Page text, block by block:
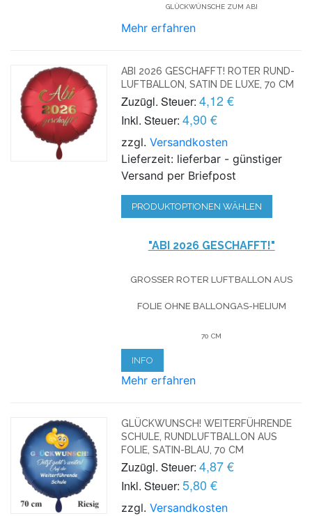
GLÜCKWÜNSCHE ZUM ABI
Mehr erfahren
ABI 2026 GESCHAFFT! ROTER RUND-
LUFTBALLON, SATIN DE LUXE, 70 CM
Zuzügl. Steuer: 4,12 €
Inkl. Steuer: 4,90 €
zzgl.Versandkosten
Lieferzeit: lieferbar - günstiger
Versand per Briefpost
PRODUKTOPTIONEN WÄHLEN
"ABI 2026 GESCHAFFT!"
GROSSER ROTER LUFTBALLON AUS F
OLIE OHNE BALLONGAS-HELIUM
70 CM
INFO
Mehr erfahren
GLÜCKWUNSCH! WEITERFÜHRENDE
SCHULE, RUNDLUFTBALLON AUS
FOLIE, SATIN-BLAU, 70 CM
Zuzügl. Steuer: 4,87 €
Inkl. Steuer: 5,80 €
zzgl.Versandkosten